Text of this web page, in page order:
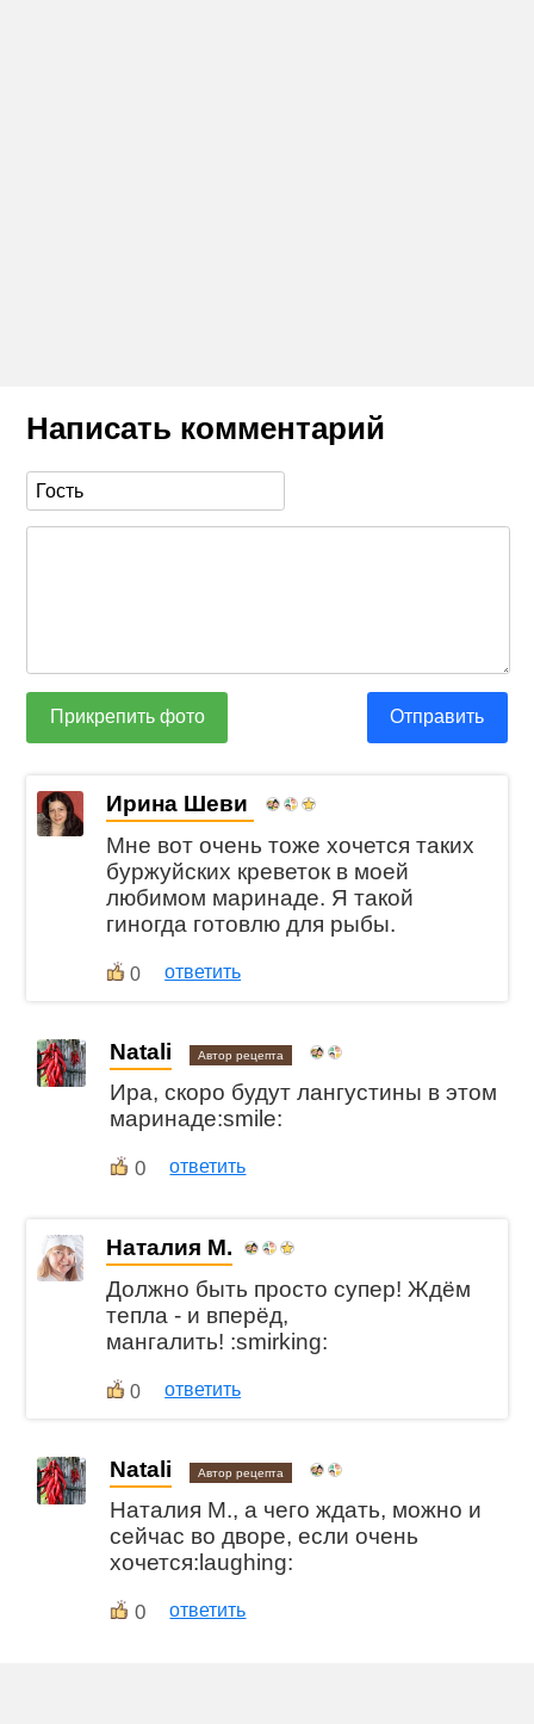
Написать комментарий
Прикрепить фото Отправить
Ирина Шеви
Мне вот очень тоже хочется таких
буржуйских креветок в моей
любимом маринаде. Я такой
гиногда готовлю для рыбы.
0 ответить
Natali Автор рецепта
Ира, скоро будут лангустины в этом
маринаде:smile:
0 ответить
Наталия М.
Должно быть просто супер! Ждём
тепла - и вперёд,
мангалить! :smirking:
0 ответить
Natali Автор рецепта
Наталия М., а чего ждать, можно и
сейчас во дворе, если очень
хочется:laughing:
0 ответить